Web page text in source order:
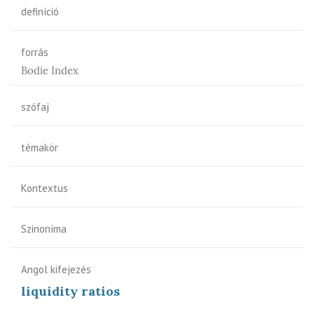
definíció
forrás
Bodie Index
szófaj
témakör
Kontextus
Szinoníma
Angol kifejezés
liquidity ratios